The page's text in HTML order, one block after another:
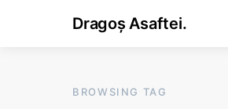
Dragoș Asaftei.
BROWSING TAG